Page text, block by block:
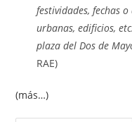
festividades, fechas
urbanas, edificios,
plaza del Dos de
RAE)
(más…)